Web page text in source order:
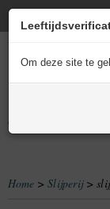
Inloggen
Home > Slijperij>
Om deze site te